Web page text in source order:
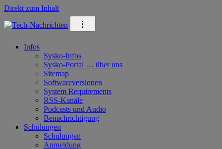
Direkt zum Inhalt
⁝
Infos
Sysko-Infos
Sysko-Portal … über uns
Sitemap
Softwareversionen
System Requirements
RSS-Kanäle
Podcasts und Audio
Benachrichtigung
Schulungen
Schulungen
Anmeldung